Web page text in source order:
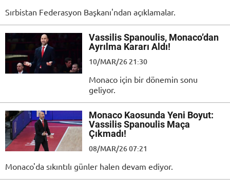
Sırbistan Federasyon Başkanı'ndan açıklamalar.
Vassilis Spanoulis, Monaco’dan
Ayrılma Kararı Aldı!
10/MAR/26 21:30
Monaco için bir dönemin sonu
geliyor.
Monaco Kaosunda Yeni Boyut:
Vassilis Spanoulis Maça
Çıkmadı!
08/MAR/26 07:21
Monaco'da sıkıntılı günler halen devam ediyor.